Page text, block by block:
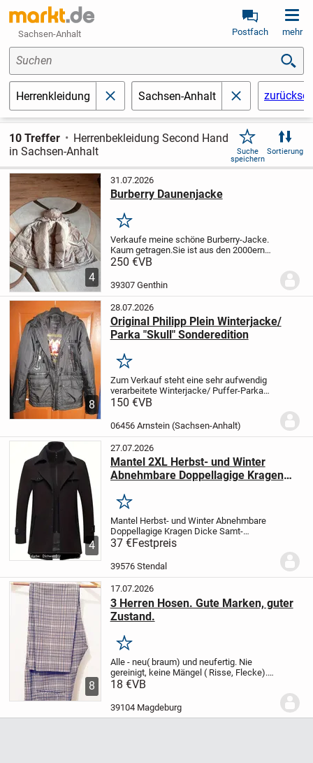
Sachsen-Anhalt Postfach mehr
Suchen
Herrenkleidung schließenSachsen-Anhalt schließen
10 Treffer
Herrenbekleidung Second Hand
in Sachsen-Anhalt
Suche
speichern
Sortierung
4
31.07.2026
Burberry Daunenjacke
Merken
Verkaufe meine schöne Burberry-Jacke.
Kaum getragen.Sie ist aus den 2000ern
und für ihr Alter in einem sehr guten
250 €VB
39307 Genthin
8
28.07.2026
Original Philipp Plein Winterjacke/
Parka "Skull" Sonderedition
Merken
Zum Verkauf steht eine sehr aufwendig
verarbeitete Winterjacke/ Puffer-Parka
der Luxusmarke Philipp Plein (Homme
Schwarz, Totenkopf aus Leder auf dem
150 €VB
06456 Arnstein (Sachsen-Anhalt)
4
27.07.2026
Mantel 2XL Herbst- und Winter
Abnehmbare Doppellagige Kragen
Herren
Merken
Mantel Herbst- und Winter Abnehmbare
Doppellagige Kragen Dicke Samt-
Mischung Überjacke für Herren
60 cm und Gesamtlänge 90 cm
Gewährleistung oder Garantie
37 €Festpreis
39576 Stendal
8
17.07.2026
3 Herren Hosen. Gute Marken, guter
Zustand.
Merken
Alle - neu( braum) und neufertig. Nie
gereinigt, keine Mängel ( Risse, Flecke).
1. Karrierte, Gr. L, von H&M. 2. Silber, Gr. L,
aus Viscose. Jede- 18€. Bein...
18 €VB
39104 Magdeburg